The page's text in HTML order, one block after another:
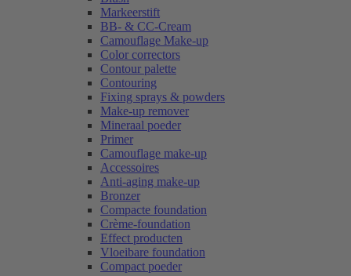
Markeerstift
BB- & CC-Cream
Camouflage Make-up
Color correctors
Contour palette
Contouring
Fixing sprays & powders
Make-up remover
Mineraal poeder
Primer
Camouflage make-up
Accessoires
Anti-aging make-up
Bronzer
Compacte foundation
Crème-foundation
Effect producten
Vloeibare foundation
Compact poeder